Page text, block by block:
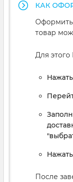
КАК
Оформить
товар
Для
После